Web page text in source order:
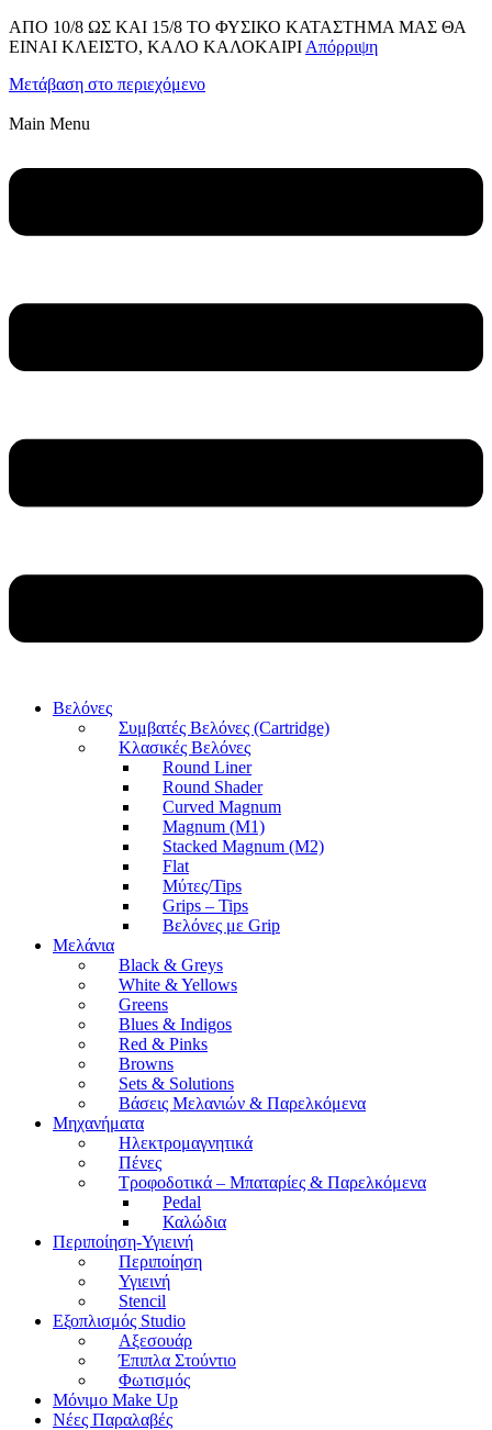
ΑΠΟ 10/8 ΩΣ KAI 15/8 ΤΟ ΦΥΣΙΚΟ ΚΑΤΑΣΤΗΜΑ ΜΑΣ ΘΑ
ΕΙΝΑΙ ΚΛΕΙΣΤΟ, ΚΑΛΟ ΚΑΛΟΚΑΙΡΙ Απόρριψη
Μετάβαση στο περιεχόμενο
Main Menu
Βελόνες
Συμβατές Βελόνες (Cartridge)
Κλασικές Βελόνες
Round Liner
Round Shader
Curved Magnum
Magnum (M1)
Stacked Magnum (M2)
Flat
Μύτες/Tips
Grips – Tips
Βελόνες με Grip
Μελάνια
Black & Greys
White & Yellows
Greens
Blues & Indigos
Red & Pinks
Browns
Sets & Solutions
Βάσεις Μελανιών & Παρελκόμενα
Μηχανήματα
Ηλεκτρομαγνητικά
Πένες
Τροφοδοτικά – Μπαταρίες & Παρελκόμενα
Pedal
Καλώδια
Περιποίηση-Υγιεινή
Περιποίηση
Υγιεινή
Stencil
Εξοπλισμός Studio
Αξεσουάρ
Έπιπλα Στούντιο
Φωτισμός
Μόνιμο Make Up
Νέες Παραλαβές